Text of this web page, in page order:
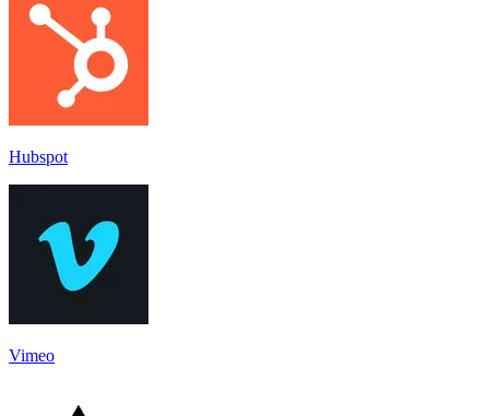
Hubspot
Vimeo